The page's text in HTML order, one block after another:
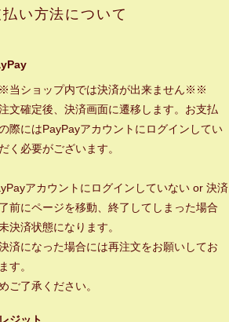
払い方法について
当ショップ内では決済が出来ません※※
文確定後、決済画面に遷移します。お支払
際にはPayPayアカウントにログインしてい
く必要がございます。
アカウントにログインしていない or 決済
前にページを移動、終了してしまった場合
決済状態になります。
済になった場合には再注文をお願いしてお
す。
ご了承ください。